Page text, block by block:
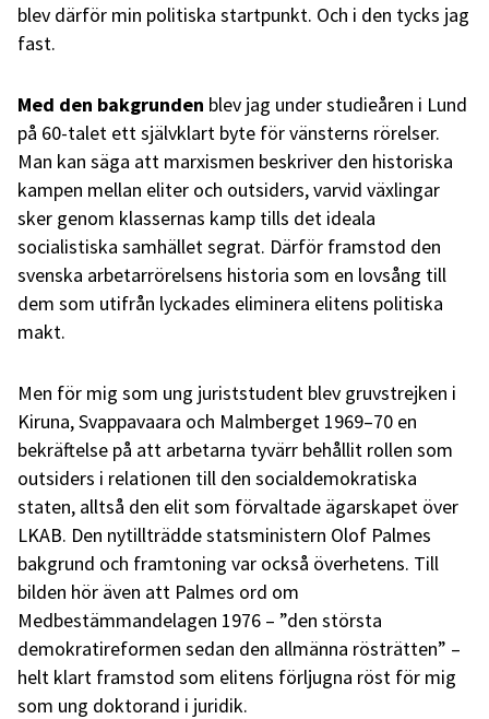
blev därför min politiska startpunkt. Och i den tycks jag
fast.
Med den bakgrunden blev jag under studieåren i Lund
på 60-talet ett självklart byte för vänsterns rörelser.
Man kan säga att marxismen beskriver den historiska
kampen mellan eliter och outsiders, varvid växlingar
sker genom klassernas kamp tills det ideala
socialistiska samhället segrat. Därför framstod den
svenska arbetarrörelsens historia som en lovsång till
dem som utifrån lyckades eliminera elitens politiska
makt.
Men för mig som ung juriststudent blev gruvstrejken i
Kiruna, Svappavaara och Malmberget 1969–70 en
bekräftelse på att arbetarna tyvärr behållit rollen som
outsiders i relationen till den socialdemokratiska
staten, alltså den elit som förvaltade ägarskapet över
LKAB. Den nytillträdde statsministern Olof Palmes
bakgrund och framtoning var också överhetens. Till
bilden hör även att Palmes ord om
Medbestämmandelagen 1976 – ”den största
demokratireformen sedan den allmänna rösträtten” –
helt klart framstod som elitens förljugna röst för mig
som ung doktorand i juridik.